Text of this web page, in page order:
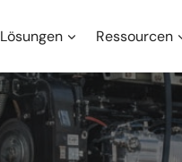
Lösungen Ressourcen